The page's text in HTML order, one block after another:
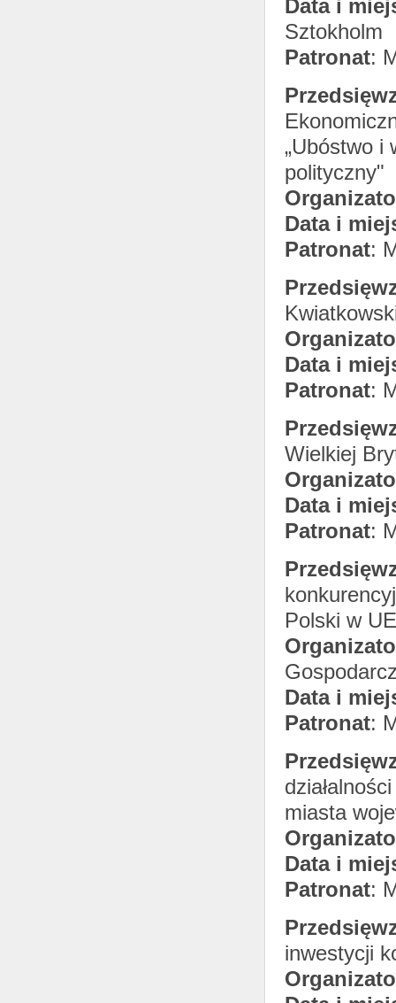
Data i
Sztokholm
Patronat:
„Ubóstwo i
polityczny"
Data i
Patronat:
Data i
Patronat:
Wielkiej
Data i
Patronat:
Polski w
Data i
Patronat:
miasta
Data i
Patronat:
inwestycji